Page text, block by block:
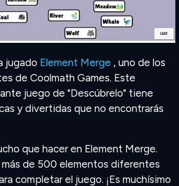
jugado Element Merge , uno de los
de Coolmath Games. Este
juego de "Descúbrelo" tiene
y divertidas que no encontrarás
que hacer en Element Merge.
más de 500 elementos diferentes
completar el juego. ¡Es muchísimo